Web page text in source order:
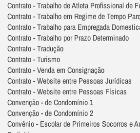
Contrato - Trabalho de Atleta Profissional de
Contrato - Trabalho em Regime de Tempo
Contrato - Trabalho para Empregada
Contrato - Trabalho por Prazo Determinado
Contrato - Tradução
Contrato - Turismo
Contrato - Venda em Consignação
Contrato - Website entre Pessoas Jurídicas
Contrato - Website entre Pessoas Físicas
Convenção - de Condomínio 1
Convenção - de Condomínio 2
Convênio - Escolar de Primeiros Socorros e